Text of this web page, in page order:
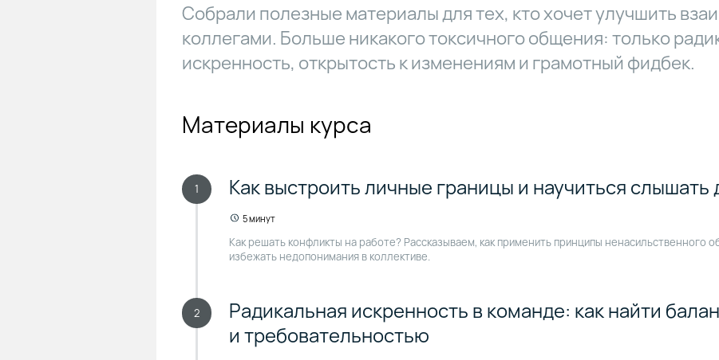
Cобрали полезные материалы для тех, кто хочет улучшить
коллегами. Больше никакого токсичного общения: только
искренность, открытость к изменениям и грамотный фидбек.
Материалы курса
1 Как выстроить личные границы и научиться слышать
5 минут
Как решать конфликты на работе? Рассказываем, как применить принципы ненасильственного
избежать недопонимания в коллективе.
2
Радикальная искренность в команде: как найти
и требовательностью